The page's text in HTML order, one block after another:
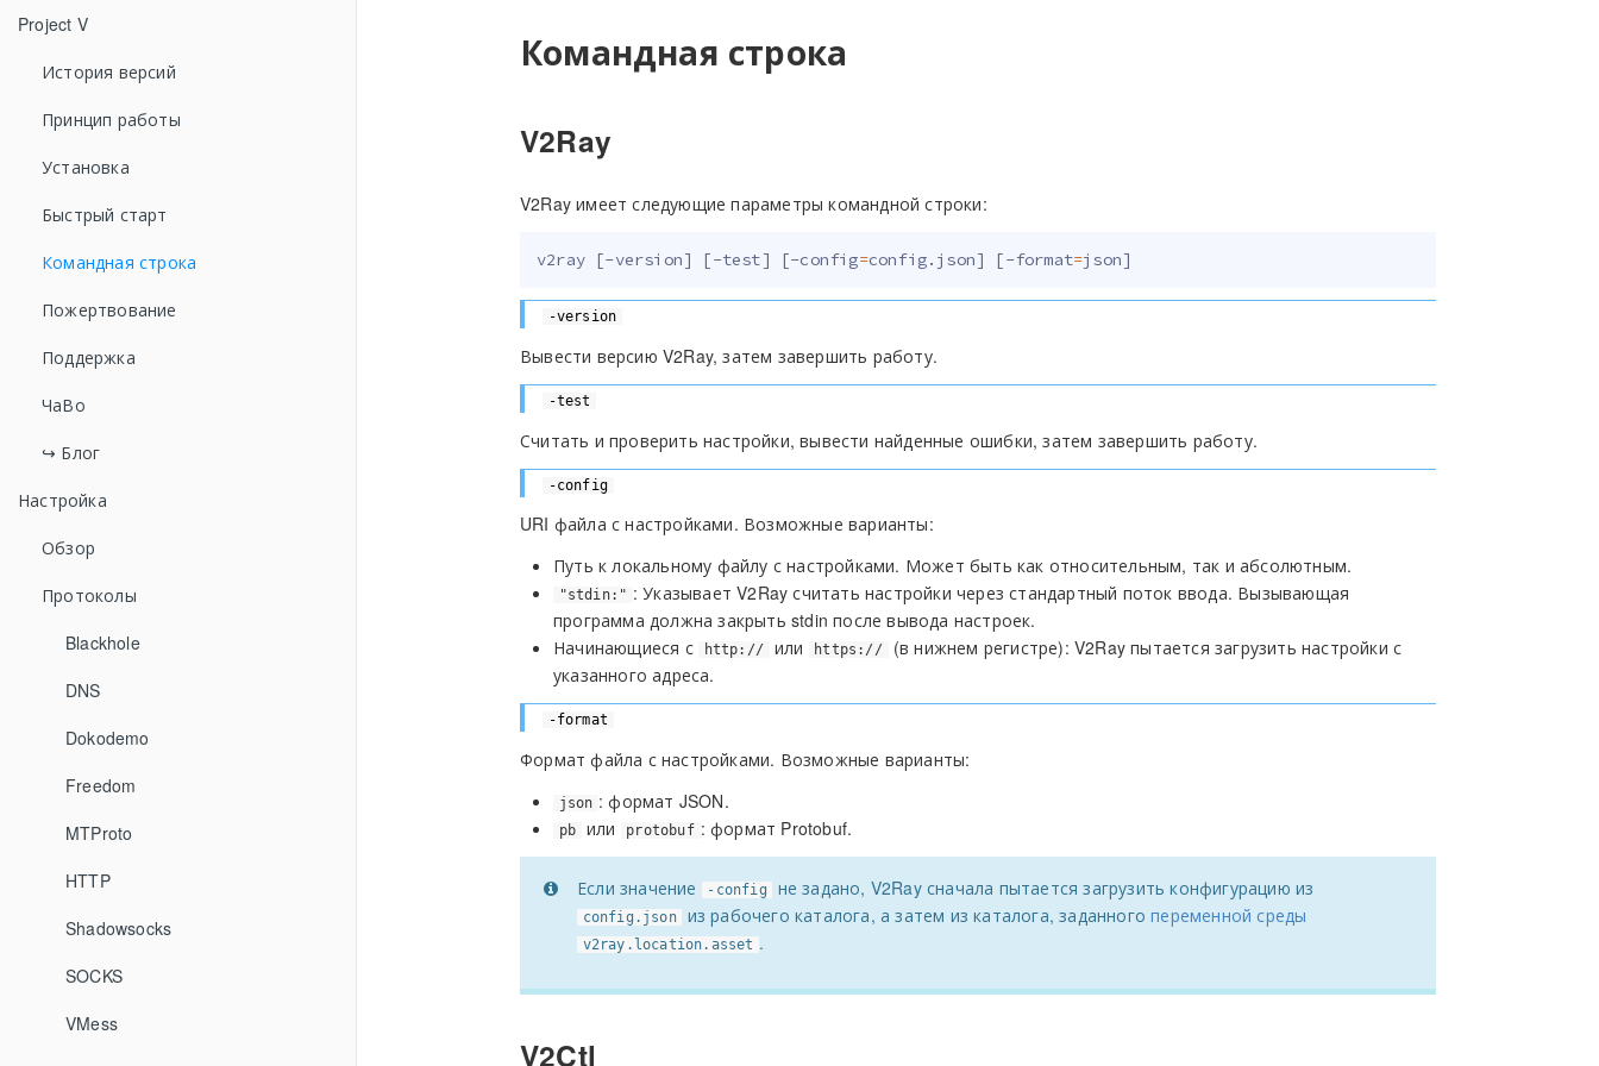
Project V
История версий
Принцип работы
Установка
Быстрый старт
Командная строка
Пожертвование
Поддержка
ЧаВо
↪ Блог
Настройка
Обзор
Протоколы
Blackhole
DNS
Dokodemo
Freedom
MTProto
HTTP
Shadowsocks
SOCKS
VMess
Командная строка
V2Ray
V2Ray имеет следующие параметры командной строки:
v2ray [-version] [-test] [-config=config.json] [-format=json]
-version
Вывести версию V2Ray, затем завершить работу.
-test
Считать и проверить настройки, вывести найденные ошибки, затем завершить работу.
-config
URI файла с настройками. Возможные варианты:
Путь к локальному файлу с настройками. Может быть как относительным, так и абсолютным.
"stdin:" : Указывает V2Ray считать настройки через стандартный поток ввода. Вызывающая
программа должна закрыть stdin после вывода настроек.
Начинающиеся с
http:// или https://
(в нижнем регистре): V2Ray пытается загрузить настройки с
указанного адреса.
-format
Формат файла с настройками. Возможные варианты:
json : формат JSON.
pb или protobuf : формат Protobuf.
Если значение -config не задано, V2Ray сначала пытается загрузить конфигурацию из
config.json из рабочего каталога, а затем из каталога, заданногопеременной среды
v2ray.location.asset .
V2Ctl